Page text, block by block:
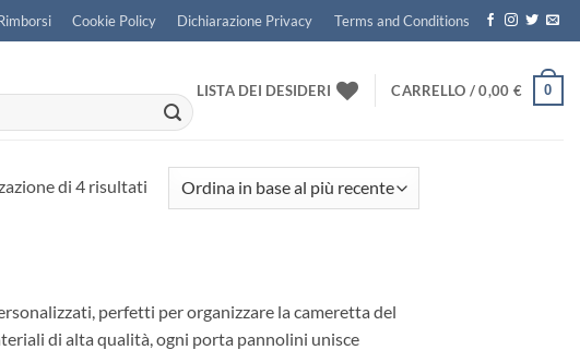
Cookie Policy Dichiarazione Privacy Terms and Conditions
LISTA DEI DESIDERI CARRELLO /0,00 € 0
di 4 risultatiOrdina
recente
perfetti per organizzare la cameretta del
di alta qualità, ogni porta pannolini unisce